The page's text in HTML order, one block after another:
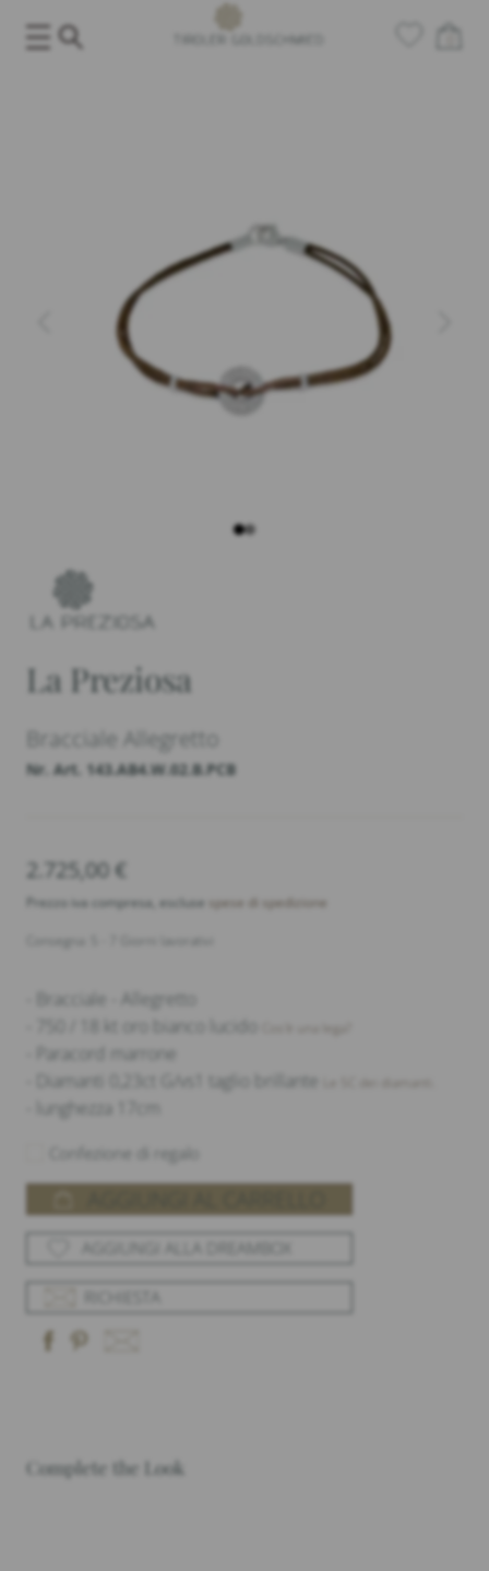
La Preziosa
Bracciale Allegretto
Nr. Art. 143.AB4.W.02.B.PCB
2.725,00€
Prezzo iva compresa, escluse spese di spedizione
Consegna: 5 - 7 Giorni lavorativi
- Bracciale - Allegretto
- 750 / 18 kt oro bianco lucido
- Paracord marrone
- Diamanti 0,23ct G/vs1 taglio brillante
- lunghezza 17cm
Confezione di regalo
Complete the Look